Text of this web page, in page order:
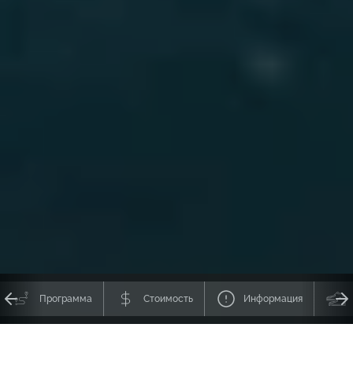
Программа Стоимость Информация